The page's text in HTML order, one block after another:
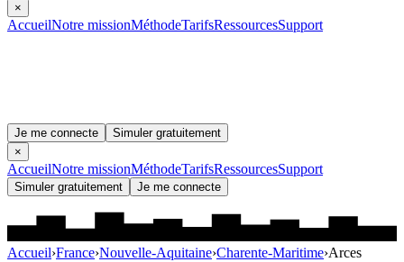
×
AccueilNotre missionMéthodeTarifsRessourcesSupport
Je me connecte
Simuler gratuitement
×
AccueilNotre missionMéthodeTarifsRessourcesSupport
Simuler gratuitement Je me connecte
Accueil›France›Nouvelle-Aquitaine›Charente-Maritime›Arces